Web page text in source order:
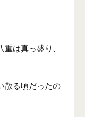
は真っ盛り、
散る頃だったの